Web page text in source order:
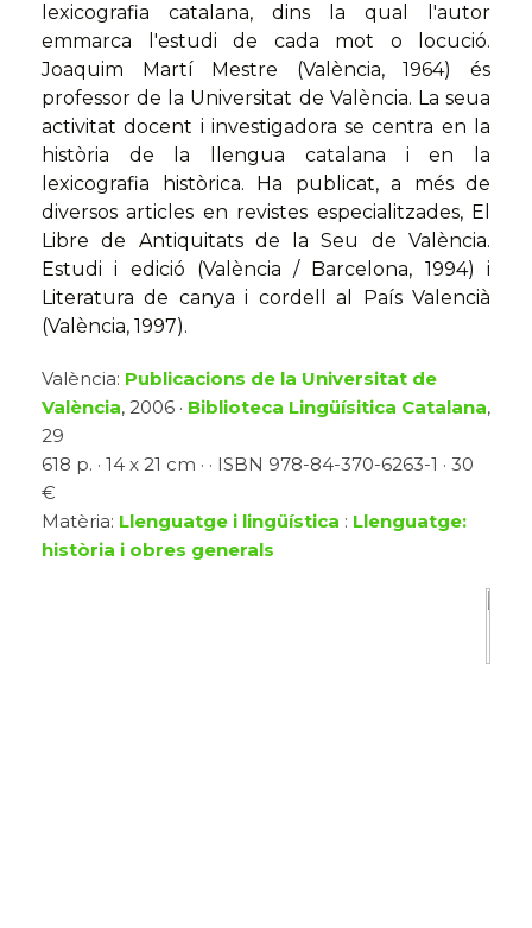
lexicografia catalana, dins la qual l'autor
emmarca l'estudi de cada mot o locució.
Joaquim Martí Mestre (València, 1964) és
professor de la Universitat de València. La seua
activitat docent i investigadora se centra en la
història de la llengua catalana i en la
lexicografia històrica. Ha publicat, a més de
diversos articles en revistes especialitzades, El
Libre de Antiquitats de la Seu de València.
Estudi i edició (València / Barcelona, 1994) i
Literatura de canya i cordell al País Valencià
(València, 1997).
València: Publicacions de la Universitat de
València, 2006 · Biblioteca Lingüísitica Catalana,
29
618 p. · 14 x 21 cm · · ISBN 978-84-370-6263-1 · 30
€
Matèria: Llenguatge i lingüística : Llenguatge:
història i obres generals